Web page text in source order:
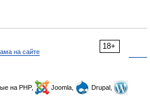
18+
на сайте
на PHP, Joomla,
Drupal,